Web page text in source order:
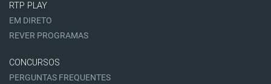
RTP PLAY
EM DIRETO
REVER PROGRAMAS
CONCURSOS
PERGUNTAS FREQUENTES